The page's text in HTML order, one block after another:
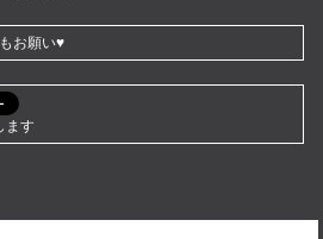
お願い♥
ます